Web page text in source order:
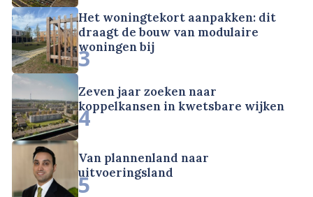
Het woningtekort aanpakken: dit
draagt de bouw van modulaire
woningen bij
3
Zeven jaar zoeken naar
koppelkansen in kwetsbare wijken
4
Van plannenland naar
uitvoeringsland
5